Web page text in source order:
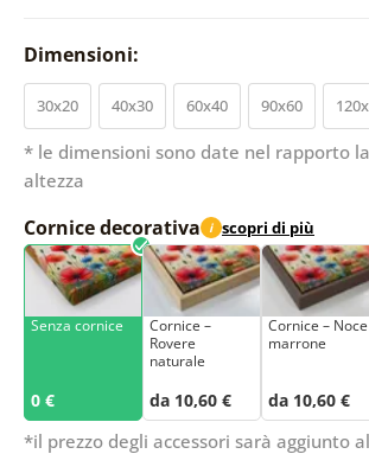
Dimensioni:
30x20 40x30 60x40 90x60
* le dimensioni sono date nel rapporto
altezza
Cornice decorativa i scopri di più
Senza cornice
0 €
Cornice –
Rovere
naturale
da 10,60 €
Cornice – Noce
marrone
da 10,60 €
*il prezzo degli accessori sarà aggiunto